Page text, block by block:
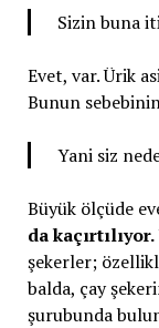
Sizin buna
Evet, var. Ürik
Bunun
Yani siz
Büyük ölçüde
da kaçırtılıyor.
şekerler;
balda, çay
şurubunda